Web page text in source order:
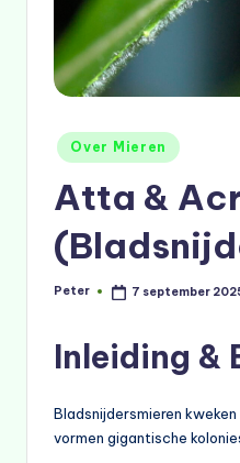
Geplaatst
in
Over Mieren
Atta &
Geplaatst
Peter 7 september
Inleiding &
Bladsnijdersmieren
vormen gigantische